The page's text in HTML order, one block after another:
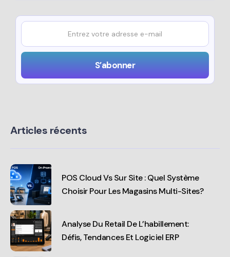
Articles récents
POS Cloud Vs Sur Site : Quel Système
Choisir Pour Les Magasins Multi-Sites?
Analyse Du Retail De L’habillement:
Défis, Tendances Et Logiciel ERP